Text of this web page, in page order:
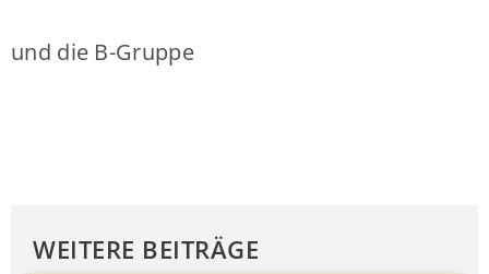
und die B-Gruppe
WEITERE BEITRÄGE